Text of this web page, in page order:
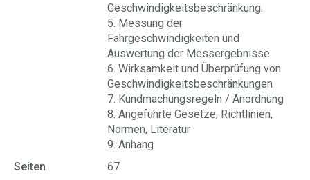
Geschwindigkeitsbeschränkung.
5. Messung der
Fahrgeschwindigkeiten und
Auswertung der Messergebnisse
6. Wirksamkeit und Überprüfung von
Geschwindigkeitsbeschränkungen
7. Kundmachungsregeln / Anordnung
8. Angeführte Gesetze, Richtlinien,
Normen, Literatur
9. Anhang
Seiten
67